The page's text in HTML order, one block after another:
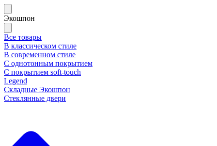
Экошпон
Все товары
В классическом стиле
В современном стиле
С однотонным покрытием
С покрытием soft-touch
Legend
Складные Экошпон
Стеклянные двери